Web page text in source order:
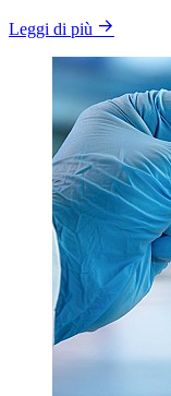
Leggi di più